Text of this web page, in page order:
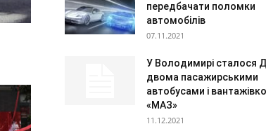
передбачати поломки
автомобілів
07.11.2021
У Володимирі сталося
двома пасажирськими
автобусами і
«МАЗ»
11.12.2021